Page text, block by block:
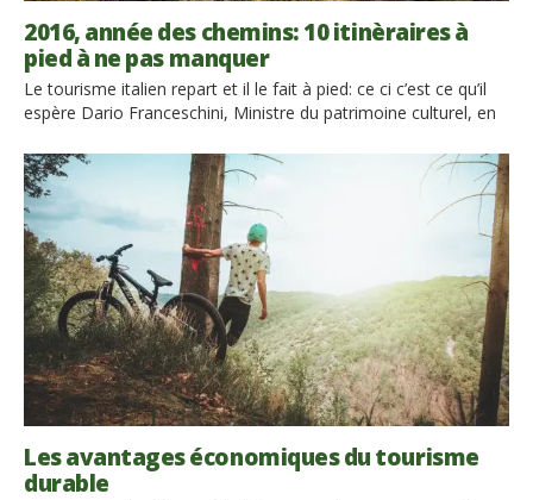
2016, année des chemins: 10 itinèraires à
pied à ne pas manquer
Le tourisme italien repart et il le fait à pied: ce ci c’est ce qu’il
espère Dario Franceschini, Ministre du patrimoine culturel, en
représentera un tournant pour le tourisme italien: pas plus de
vacances « rapides » concentrées seulement dans les villes
d’art, mais une promotion de l’ensemble du territoire […]
Les avantages économiques du tourisme
durable